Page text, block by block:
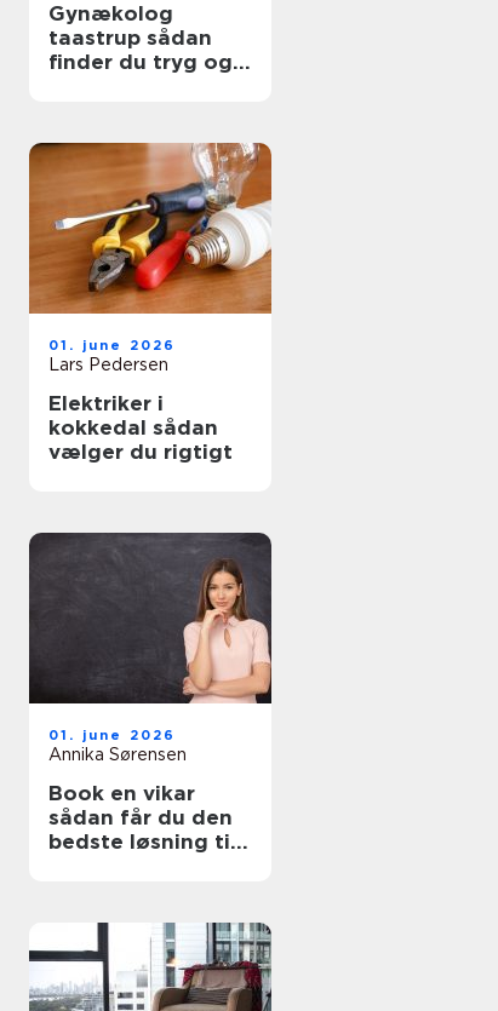
Gynækolog
taastrup sådan
finder du tryg og
01. june 2026
Lars Pedersen
Elektriker i
kokkedal sådan
vælger du rigtigt
01. june 2026
Annika Sørensen
Book en vikar
sådan får du den
bedste løsning til